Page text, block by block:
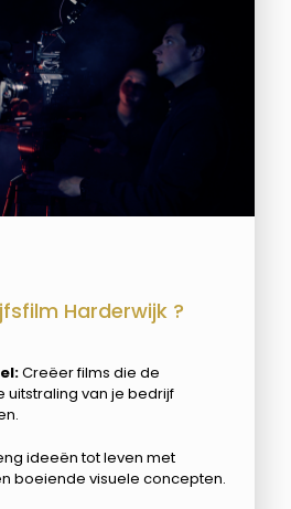
Harderwijk ?
Creëer films die de
uitstraling van je bedrijf
ideeën tot leven met
boeiende visuele concepten.